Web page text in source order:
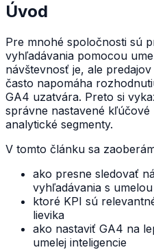
Úvod
Pre mnohé spoločnosti sú
vyhľadávania pomocou
návštevnosť je, ale
často napomáha
GA4 uzatvára. Preto si
správne nastavené
analytické segmenty.
V tomto článku sa
ako presne sledovať
vyhľadávania s
ktoré KPI sú
lievika
ako nastaviť GA4 na
umelej inteligencie